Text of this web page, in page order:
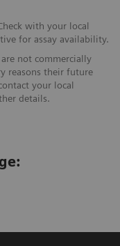
with your local
for assay availability.
not commercially
reasons their future
your local
details.